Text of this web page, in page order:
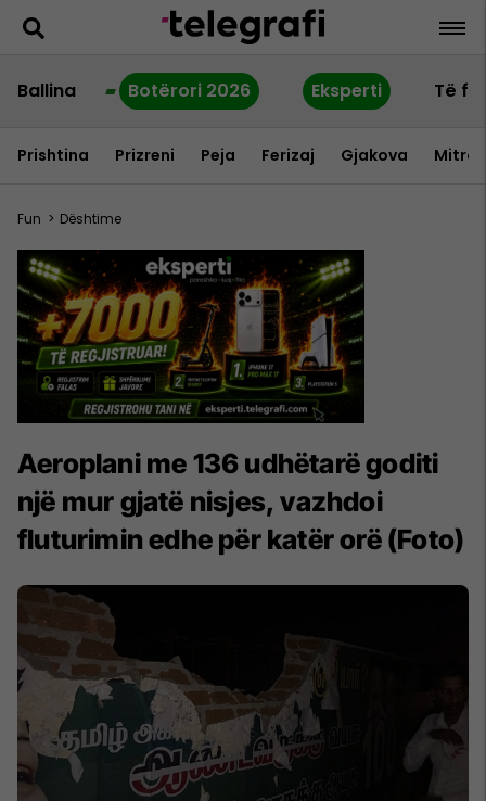
Ballina Botërori 2026 Eksperti Të
Prishtina Prizreni Peja Ferizaj Gjakova
Fun > Dështime
Aeroplani me 136 udhëtarë goditi
një mur gjatë nisjes, vazhdoi
fluturimin edhe për katër orë (Foto)